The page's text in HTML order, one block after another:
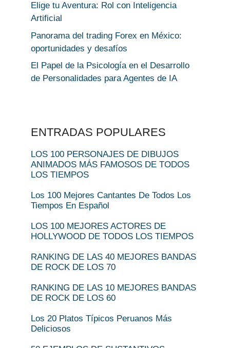
Elige tu Aventura: Rol con Inteligencia
Artificial
Panorama del trading Forex en México:
oportunidades y desafíos
El Papel de la Psicología en el Desarrollo
de Personalidades para Agentes de IA
ENTRADAS POPULARES
LOS 100 PERSONAJES DE DIBUJOS
ANIMADOS MÁS FAMOSOS DE TODOS
LOS TIEMPOS
Los 100 Mejores Cantantes De Todos Los
Tiempos En Español
LOS 100 MEJORES ACTORES DE
HOLLYWOOD DE TODOS LOS TIEMPOS
RANKING DE LAS 40 MEJORES BANDAS
DE ROCK DE LOS 70
RANKING DE LAS 10 MEJORES BANDAS
DE ROCK DE LOS 60
Los 20 Platos Típicos Peruanos Más
Deliciosos